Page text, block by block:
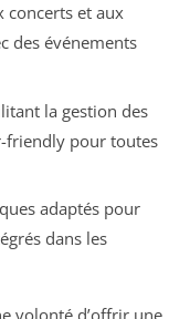
et aux
des événements
la gestion des
friendly pour toutes
adaptés pour
dans les
volonté d’offrir une